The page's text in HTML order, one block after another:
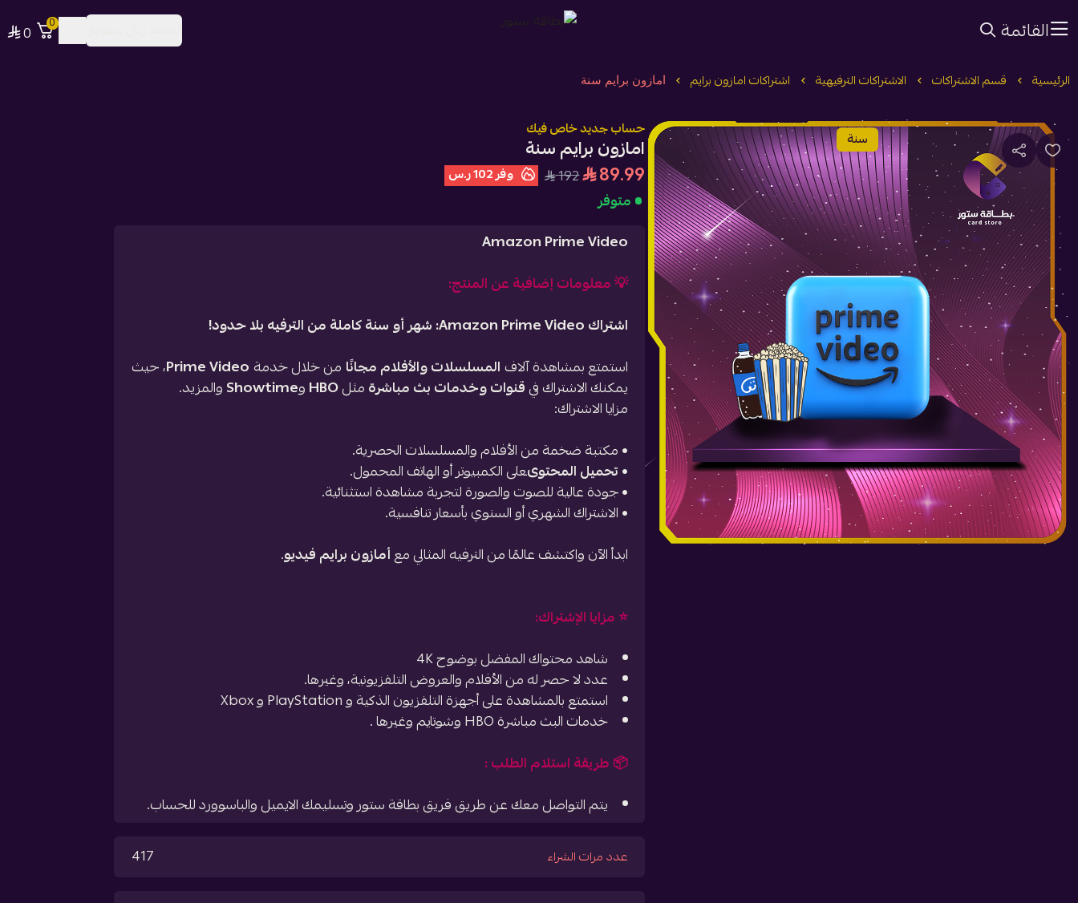
القائمة 0
0
الرئيسية قسم الاشتراكات الاشتراكات الترفيهية اشتراكات امازون برايم امازون برايم سنة
سنة حساب جديد خاص فيك
امازون برايم سنة
89.99
192 وفر102 ر.س
متوفر
Amazon Prime Video
💡معلومات إضافية عن المنتج:
اشتراك Amazon Prime Video: شهر أو سنة كاملة من الترفيه بلا حدود!
استمتع بمشاهدة آلافالمسلسلات والأفلام مجانًا من خلال خدمة Prime Video، حيث
يمكنك الاشتراك فيقنوات وخدمات بث مباشرةمثلHBOوShowtimeوالمزيد.
مزايا الاشتراك:
• مكتبة ضخمة من الأفلام والمسلسلات الحصرية.
•تحميل المحتوىعلى الكمبيوتر أو الهاتف المحمول.
• جودة عالية للصوت والصورة لتجربة مشاهدة استثنائية.
• الاشتراك الشهري أو السنوي بأسعار تنافسية.
ابدأ الآن واكتشف عالمًا من الترفيه المثالي معأمازون برايم فيديو.
⭐️ مزايا الإشتراك:
شاهد محتواك المفضل بوضوح 4K
عدد لا حصر له من الأفلام والعروض التلفزيونية، وغيرها.
استمتع بالمشاهدة على أجهزة التلفزيون الذكية و PlayStation و Xbox
خدمات البث مباشرة HBO وشوتايم وغيرها .
📦 طريقة استلام الطلب :
يتم التواصل معك عن طريق فريق بطاقة ستور وتسليمك الايميل والباسوورد للحساب.
عدد مرات الشراء 417